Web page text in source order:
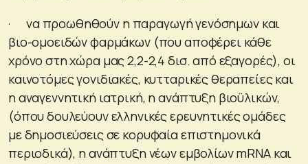
· να προωθηθούν η παραγωγή γενόσημων και
βιο-ομοειδών φαρμάκων (που αποφέρει κάθε
χρόνο στη χώρα μας 2,2-2,4 δισ. από εξαγορές), οι
καινοτόμες γονιδιακές, κυτταρικές θεραπείες και
η αναγεννητική ιατρική, η ανάπτυξη βιοϋλικών,
(όπου δουλεύουν ελληνικές ερευνητικές ομάδες
με δημοσιεύσεις σε κορυφαία επιστημονικά
περιοδικά), η ανάπτυξη νέων εμβολίων mRNA και